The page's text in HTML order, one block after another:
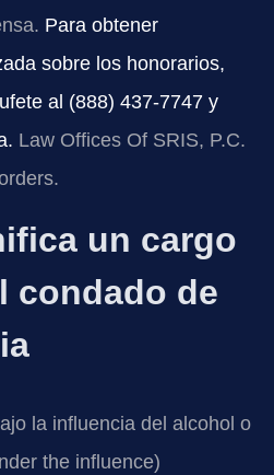
Para obtener
sobre los honorarios,
al (888) 437-7747 y
Law Offices Of SRIS, P.C.
un cargo
condado de
la influencia del alcohol o
the influence)